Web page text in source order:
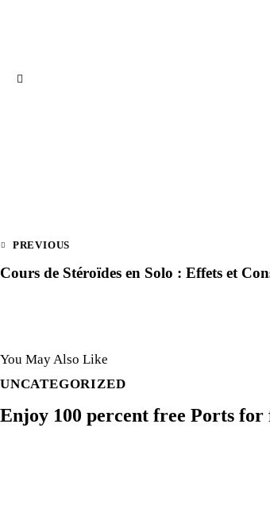
PostPREVIOUS
Cours de Stéroïdes en Solo : Effets et
You May Also Like
UNCATEGORIZED
Enjoy 100 percent free Ports for